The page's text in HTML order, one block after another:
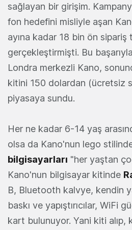
sağlayan bir girişim.
fon hedefini misliyle aşan
ayına kadar 18 bin ön sipariş
gerçekleştirmişti. Bu
Londra merkezli Kano,
kitini 150 dolardan (ücretsiz
piyasaya sundu.
Her ne kadar 6-14 yaş
olsa da Kano'nun lego
bilgisayarları "her yaştan
Kano'nun bilgisayar kitinde
B, Bluetooth kalvye, kendin
baskı ve yapıştırıcılar, WiFi
kart bulunuyor. Yani kiti alıp,